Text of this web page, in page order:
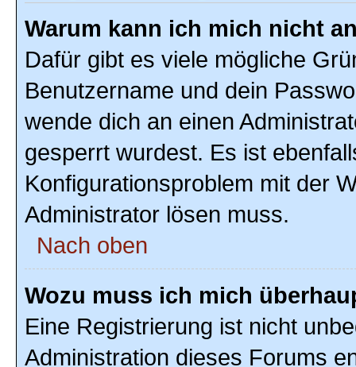
Warum kann ich mich nicht
Dafür gibt es viele mögliche
Benutzername und dein
wende dich an einen
gesperrt wurdest. Es ist
Konfigurationsproblem mit der
Administrator lösen muss.
Nach oben
Wozu muss ich mich
Eine Registrierung ist nicht
Administration dieses Forums